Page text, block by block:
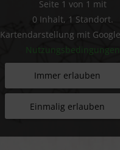
Seite 1 von 1 mit
0 Inhalt, 1 Standort.
Kartendarstellung mit
Nutzungsbedingungen
Immer erlauben
Einmalig erlauben